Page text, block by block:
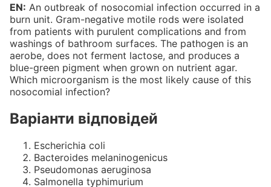
EN: An outbreak of nosocomial infection occurred in a
burn unit. Gram-negative motile rods were isolated
from patients with purulent complications and from
washings of bathroom surfaces. The pathogen is an
aerobe, does not ferment lactose, and produces a
blue-green pigment when grown on nutrient agar.
Which microorganism is the most likely cause of this
nosocomial infection?
Варіанти відповідей
Escherichia coli
Bacteroides melaninogenicus
Pseudomonas aeruginosa
Salmonella typhimurium